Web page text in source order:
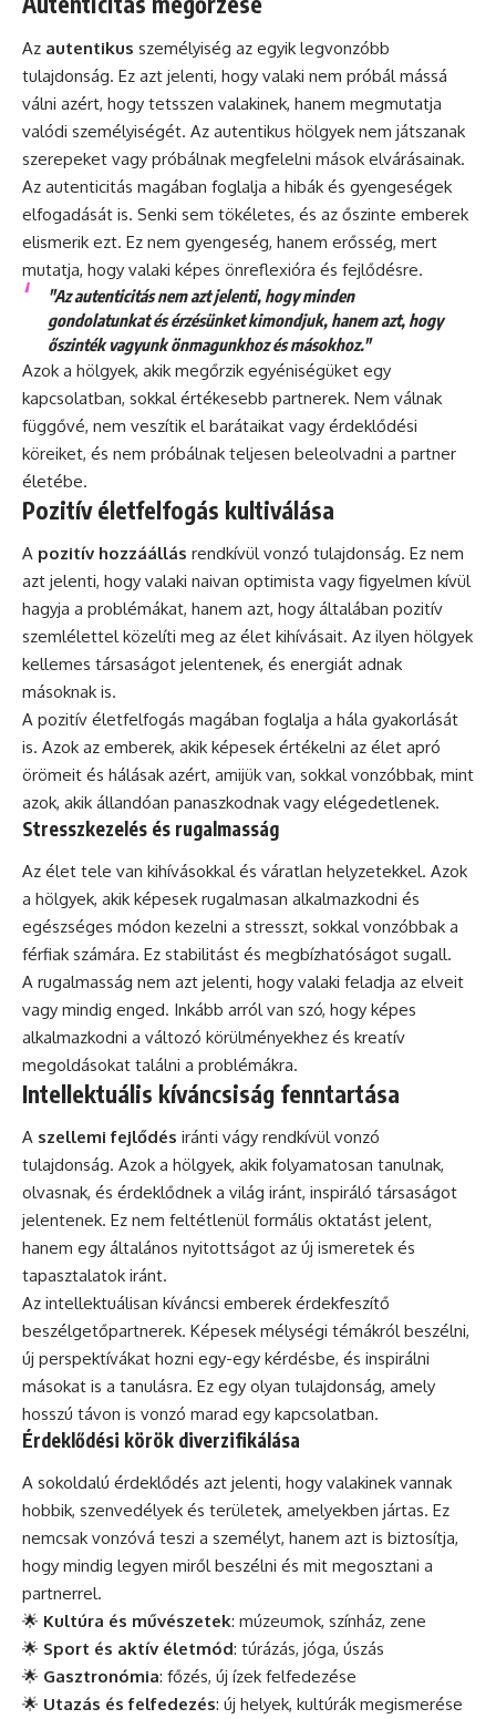
Az autentikus személyiség az egyik legvonzóbb
tulajdonság. Ez azt jelenti, hogy valaki nem próbál mássá
válni azért, hogy tetsszen valakinek, hanem megmutatja
valódi személyiségét. Az autentikus hölgyek nem játszanak
szerepeket vagy próbálnak megfelelni mások elvárásainak.
Az autenticitás magában foglalja a hibák és gyengeségek
elfogadását is. Senki sem tökéletes, és az őszinte emberek
elismerik ezt. Ez nem gyengeség, hanem erősség, mert
mutatja, hogy valaki képes önreflexióra és fejlődésre.
"Az autenticitás nem azt jelenti, hogy minden
gondolatunkat és érzésünket kimondjuk, hanem azt, hogy
őszinték vagyunk önmagunkhoz és másokhoz."
Azok a hölgyek, akik megőrzik egyéniségüket egy
kapcsolatban, sokkal értékesebb partnerek. Nem válnak
függővé, nem veszítik el barátaikat vagy érdeklődési
köreiket, és nem próbálnak teljesen beleolvadni a partner
életébe.
Pozitív életfelfogás kultiválása
A pozitív hozzáállás rendkívül vonzó tulajdonság. Ez nem
azt jelenti, hogy valaki naivan optimista vagy figyelmen kívül
hagyja a problémákat, hanem azt, hogy általában pozitív
szemlélettel közelíti meg az élet kihívásait. Az ilyen hölgyek
kellemes társaságot jelentenek, és energiát adnak
másoknak is.
A pozitív életfelfogás magában foglalja a hála gyakorlását
is. Azok az emberek, akik képesek értékelni az élet apró
örömeit és hálásak azért, amijük van, sokkal vonzóbbak, mint
azok, akik állandóan panaszkodnak vagy elégedetlenek.
Stresszkezelés és rugalmasság
Az élet tele van kihívásokkal és váratlan helyzetekkel. Azok
a hölgyek, akik képesek rugalmasan alkalmazkodni és
egészséges módon kezelni a stresszt, sokkal vonzóbbak a
férfiak számára. Ez stabilitást és megbízhatóságot sugall.
A rugalmasság nem azt jelenti, hogy valaki feladja az elveit
vagy mindig enged. Inkább arról van szó, hogy képes
alkalmazkodni a változó körülményekhez és kreatív
megoldásokat találni a problémákra.
Intellektuális kíváncsiság fenntartása
A szellemi fejlődés iránti vágy rendkívül vonzó
tulajdonság. Azok a hölgyek, akik folyamatosan tanulnak,
olvasnak, és érdeklődnek a világ iránt, inspiráló társaságot
jelentenek. Ez nem feltétlenül formális oktatást jelent,
hanem egy általános nyitottságot az új ismeretek és
tapasztalatok iránt.
Az intellektuálisan kíváncsi emberek érdekfeszítő
beszélgetőpartnerek. Képesek mélységi témákról beszélni,
új perspektívákat hozni egy-egy kérdésbe, és inspirálni
másokat is a tanulásra. Ez egy olyan tulajdonság, amely
hosszú távon is vonzó marad egy kapcsolatban.
Érdeklődési körök diverzifikálása
A sokoldalú érdeklődés azt jelenti, hogy valakinek vannak
hobbik, szenvedélyek és területek, amelyekben jártas. Ez
nemcsak vonzóvá teszi a személyt, hanem azt is biztosítja,
hogy mindig legyen miről beszélni és mit megosztani a
partnerrel.
🌟 Kultúra és művészetek: múzeumok, színház, zene
🌟 Sport és aktív életmód: túrázás, jóga, úszás
🌟 Gasztronómia: főzés, új ízek felfedezése
🌟 Utazás és felfedezés: új helyek, kultúrák megismerése